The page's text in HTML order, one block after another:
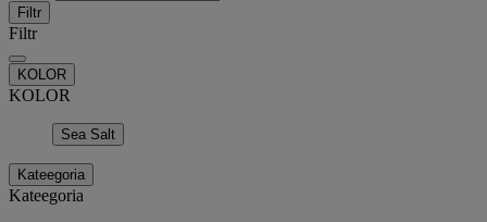
Filtr
Filtr
KOLOR
KOLOR
Sea Salt
Kateegoria
Kateegoria